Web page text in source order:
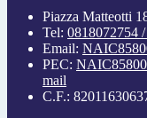
Piazza Matteotti
Tel: 0818072754
Email:
PEC:
mail
C.F.: